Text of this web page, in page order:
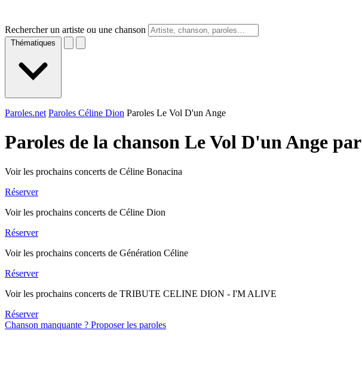
Rechercher un artiste ou une chanson
Thématiques
Paroles.net Paroles Céline Dion Paroles Le Vol D'un Ange
Paroles de la chanson Le Vol D'un Ange par
Voir les prochains concerts de Céline Bonacina
Réserver
Voir les prochains concerts de Céline Dion
Réserver
Voir les prochains concerts de Génération Céline
Réserver
Voir les prochains concerts de TRIBUTE CELINE DION - I'M ALIVE
Réserver
Chanson manquante ? Proposer les paroles